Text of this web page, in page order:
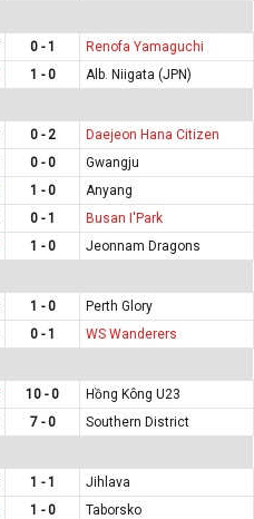
0 - 1
Renofa Yamaguchi
1 - 0
Alb. Niigata (JPN)
0 - 2
Daejeon Hana Citizen
0 - 0
Gwangju
1 - 0
Anyang
0 - 1
Busan I'Park
1 - 0
Jeonnam Dragons
1 - 0
Perth Glory
0 - 1
WS Wanderers
10 - 0
Hồng Kông U23
7 - 0
Southern District
1 - 1
Jihlava
1 - 0
Taborsko